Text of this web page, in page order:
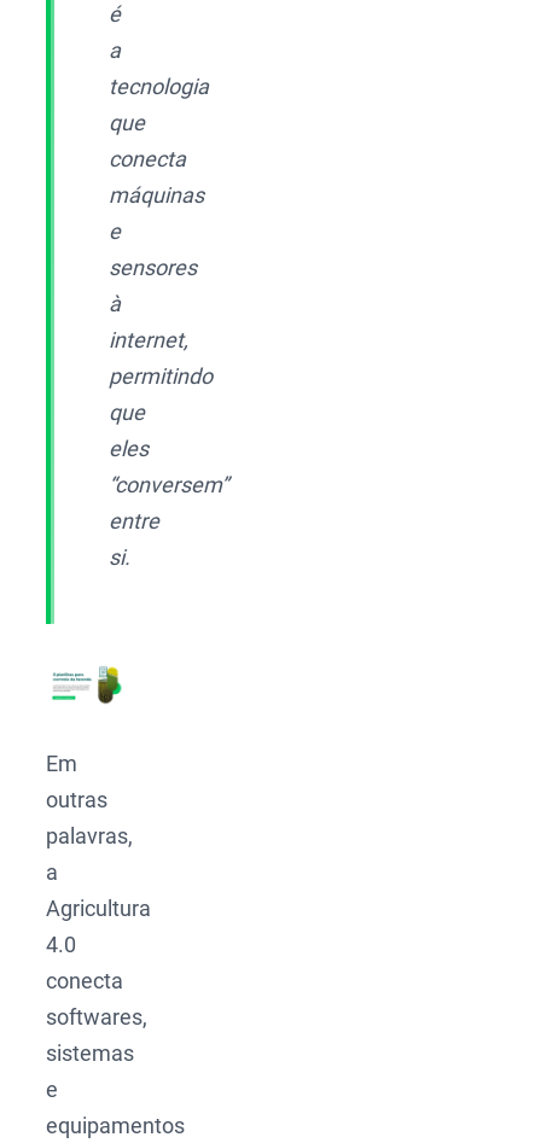
é
a
tecnologia
que
conecta
máquinas
e
sensores
à
internet,
permitindo
que
eles
“conversem”
entre
si.
Em
outras
palavras,
a
Agricultura
4.0
conecta
softwares,
sistemas
e
equipamentos